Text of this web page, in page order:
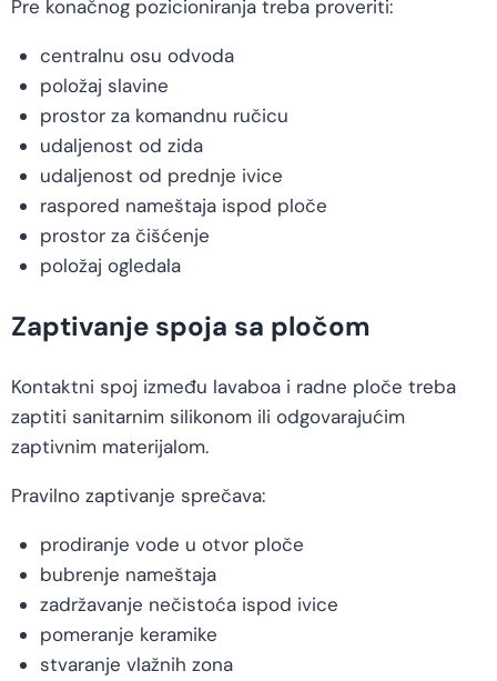
Pre konačnog pozicioniranja treba proveriti:
centralnu osu odvoda
položaj slavine
prostor za komandnu ručicu
udaljenost od zida
udaljenost od prednje ivice
raspored nameštaja ispod ploče
prostor za čišćenje
položaj ogledala
Zaptivanje spoja sa pločom
Kontaktni spoj između lavaboa i radne ploče treba
zaptiti sanitarnim silikonom ili odgovarajućim
zaptivnim materijalom.
Pravilno zaptivanje sprečava:
prodiranje vode u otvor ploče
bubrenje nameštaja
zadržavanje nečistoća ispod ivice
pomeranje keramike
stvaranje vlažnih zona